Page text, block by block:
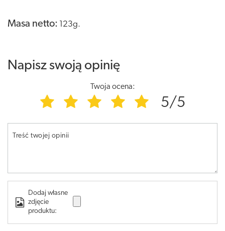
Masa netto: 123g.
Napisz swoją opinię
Twoja ocena:
5/5
Treść twojej opinii
Dodaj własne
zdjęcie
produktu: